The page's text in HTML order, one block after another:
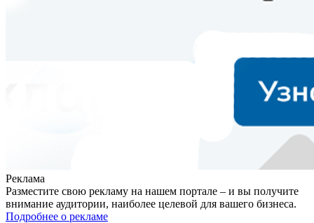
Реклама
Разместите свою рекламу на нашем портале – и вы получите
внимание аудитории, наиболее целевой для вашего бизнеса.
Подробнее о рекламе